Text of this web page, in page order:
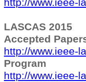
http://www.ieee-
LASCAS 2015
Accepted
http://www.ieee-
Program
http://www.ieee-